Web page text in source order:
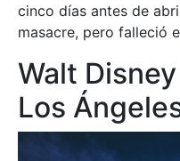
cinco días antes de
masacre, pero falleció
Walt
Los